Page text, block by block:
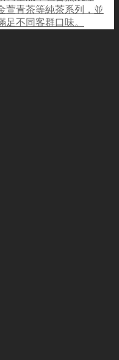
萱青茶等純茶系列，並
不同客群口味。